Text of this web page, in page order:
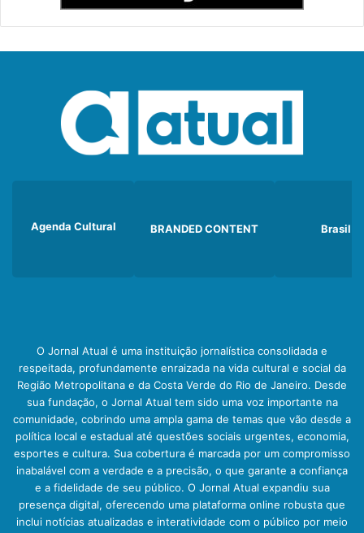
Agenda Cultural BRANDED CONTENT Brasil
O Jornal Atual é uma instituição jornalística consolidada e
respeitada, profundamente enraizada na vida cultural e social da
Região Metropolitana e da Costa Verde do Rio de Janeiro. Desde
sua fundação, o Jornal Atual tem sido uma voz importante na
comunidade, cobrindo uma ampla gama de temas que vão desde a
política local e estadual até questões sociais urgentes, economia,
esportes e cultura. Sua cobertura é marcada por um compromisso
inabalável com a verdade e a precisão, o que garante a confiança
e a fidelidade de seu público. O Jornal Atual expandiu sua
presença digital, oferecendo uma plataforma online robusta que
inclui notícias atualizadas e interatividade com o público por meio